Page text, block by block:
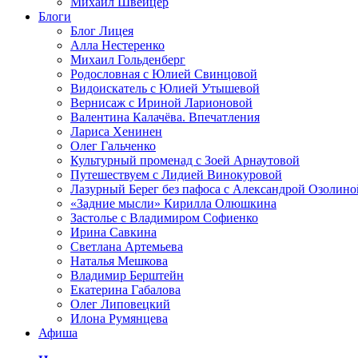
Блоги
Блог Лицея
Алла Нестеренко
Михаил Гольденберг
Родословная с Юлией Свинцовой
Видоискатель с Юлией Утышевой
Вернисаж с Ириной Ларионовой
Валентина Калачёва. Впечатления
Лариса Хенинен
Олег Гальченко
Культурный променад с Зоей Арнаутовой
Путешествуем с Лидией Винокуровой
Лазурный Берег без пафоса с Александрой
«Задние мысли» Кирилла Олюшкина
Застолье с Владимиром Софиенко
Ирина Савкина
Светлана Артемьева
Наталья Мешкова
Владимир Берштейн
Екатерина Габалова
Олег Липовецкий
Илона Румянцева
Афиша